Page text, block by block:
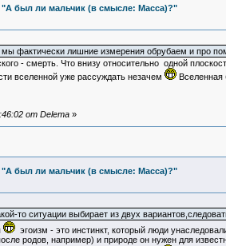
был ли мальчик (в смысле: Масса)?"
фактически лишние измерения обрубаем и про
- смерть. Что внизу относительно одной
вселенной уже рассуждать незачем
Вселенная
от Delema»
был ли мальчик (в смысле: Масса)?"
то ситуации выбирает из двух
эгоизм - это инстинкт, который люди
родов, например) и природе он нужен для